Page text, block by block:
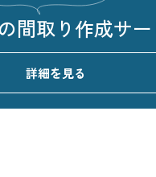
間取り作成サ
詳細を見る